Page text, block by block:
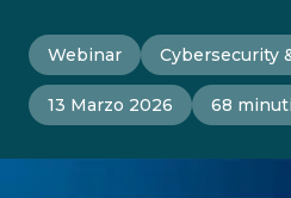
Webinar Cybersecurity
13 Marzo 2026 68 minuti